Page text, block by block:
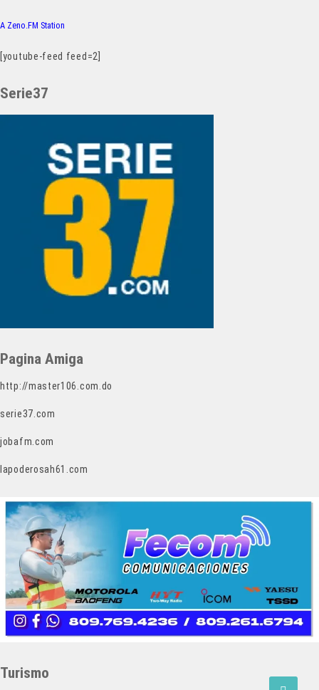
A Zeno.FM Station
[youtube-feed feed=2]
Serie37
Pagina Amiga
http://master106.com.do
serie37.com
jobafm.com
lapoderosah61.com
Turismo